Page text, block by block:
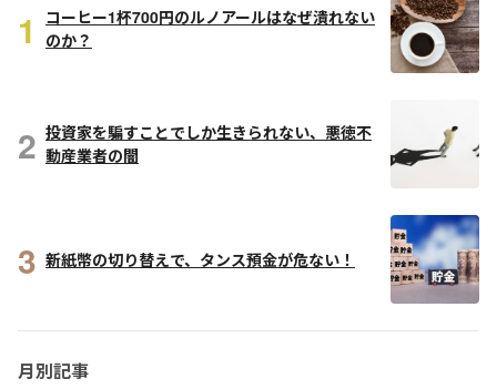
1
コーヒー1杯700円のルノアールはなぜ潰れない
のか？
2 投資家を騙すことでしか生きられない、悪徳不
動産業者の闇
3 新紙幣の切り替えで、タンス預金が危ない！
月別記事